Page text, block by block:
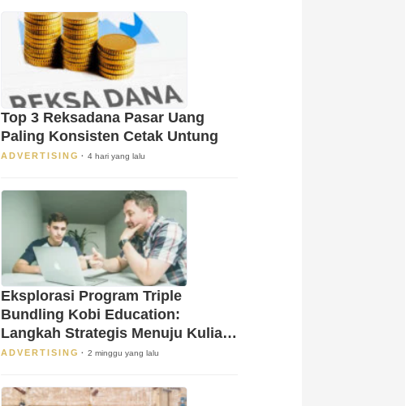
Top 3 Reksadana Pasar Uang
Paling Konsisten Cetak Untung
ADVERTISING 4 hari yang lalu
Eksplorasi Program Triple
Bundling Kobi Education:
Langkah Strategis Menuju Kuliah
S1 di Luar Negeri!
ADVERTISING 2 minggu yang lalu